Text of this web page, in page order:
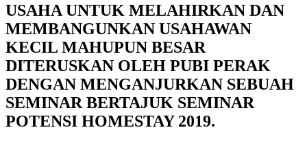
USAHA UNTUK MELAHIRKAN DAN
MEMBANGUNKAN USAHAWAN
KECIL MAHUPUN BESAR
DITERUSKAN OLEH PUBI PERAK
DENGAN MENGANJURKAN SEBUAH
SEMINAR BERTAJUK SEMINAR
POTENSI HOMESTAY 2019.